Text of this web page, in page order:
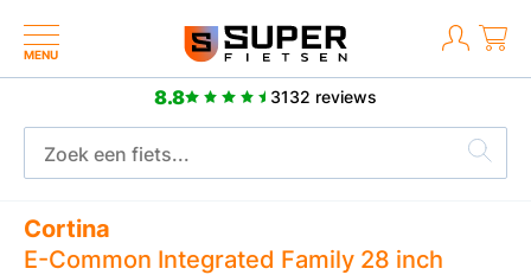
MENU
8.8 3132 reviews
Meer dan 2500 positieve reviews
Cortina
E-Common Integrated Family 28 inch